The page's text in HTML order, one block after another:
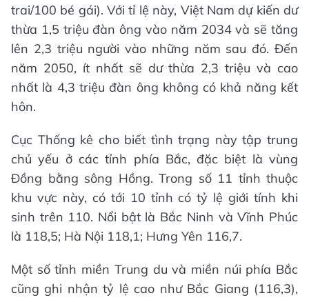
trai/100 bé gái). Với tỉ lệ này, Việt Nam dự kiến dư
thừa 1,5 triệu đàn ông vào năm 2034 và sẽ tăng
lên 2,3 triệu người vào những năm sau đó. Đến
năm 2050, ít nhất sẽ dư thừa 2,3 triệu và cao
nhất là 4,3 triệu đàn ông không có khả năng kết
hôn.
Cục Thống kê cho biết tình trạng này tập trung
chủ yếu ở các tỉnh phía Bắc, đặc biệt là vùng
Đồng bằng sông Hồng. Trong số 11 tỉnh thuộc
khu vực này, có tới 10 tỉnh có tỷ lệ giới tính khi
sinh trên 110. Nổi bật là Bắc Ninh và Vĩnh Phúc
là 118,5; Hà Nội 118,1; Hưng Yên 116,7.
Một số tỉnh miền Trung du và miền núi phía Bắc
cũng ghi nhận tỷ lệ cao như Bắc Giang (116,3),